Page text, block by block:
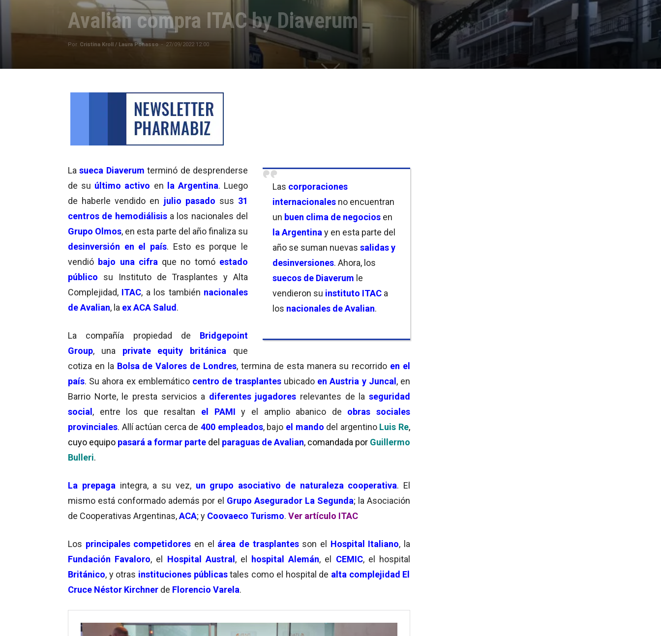
Avalian compra ITAC by Diaverum
Por Cristina Kroll / Laura Ponasso - 27/09/2022 12:00
Las corporaciones
internacionales no encuentran
un buen clima de negocios en
la Argentina y en esta parte del
año se suman nuevas salidas y
desinversiones. Ahora, los
suecos de Diaverum le
vendieron su instituto ITAC a
los nacionales de Avalian.
Lasueca Diaverum terminó de desprenderse
de su último activo en la Argentina. Luego
de haberle vendido en julio pasado sus 31
centros de hemodiálisisa los nacionales del
Grupo Olmos, en esta parte del año finaliza su
desinversión en el país. Esto es porque le
vendió bajo una cifra que no tomó estado
público
su Instituto de Trasplantes y Alta
Complejidad, ITAC, a los también nacionales
de Avalian, la ex ACA Salud.
La compañía propiedad de Bridgepoint
Group, una private equity británica que
cotiza en la Bolsa de Valores de Londres, termina de esta manera su recorrido en el
país. Su ahora ex emblemático centro de trasplantesubicado en Austria y Juncal, en
Barrio Norte, le presta servicios a diferentes jugadores relevantes de laseguridad
social, entre los que resaltan el PAMI y el amplio abanico de obras sociales
provinciales. Allí actúan cerca de400 empleados, bajo el mando del argentino Luis Re,
cuyo equipo pasará a formar parte del paraguas de Avalian, comandada por Guillermo
Bulleri.
La prepaga integra, a su vez,un grupo asociativo de naturaleza cooperativa. El
mismo está conformado además por el Grupo Asegurador La Segunda; la Asociación
de Cooperativas Argentinas,ACA; y Coovaeco Turismo. Ver artículo ITAC
Los principales competidores en el área de trasplantes son el Hospital Italiano, la
Fundación Favaloro, el Hospital Austral, el hospital Alemán, el CEMIC, el hospital
Británico, y otras instituciones públicastales como el hospital de alta complejidad El
Cruce Néstor Kirchner de Florencio Varela.